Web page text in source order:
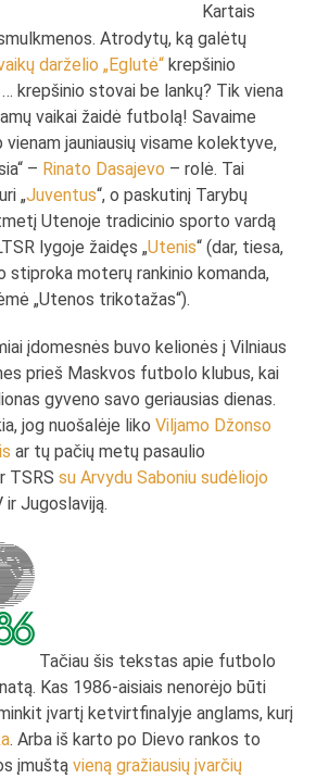
Kartais
Atrodytų, ką galėtų
darželio „Eglutė“ krepšinio
krepšinio stovai be lankų? Tik viena
vaikai žaidė futbolą! Savaime
vienam jauniausių visame kolektyve,
– Rinato Dasajevo – rolė. Tai
„Juventus“, o paskutinį Tarybų
Utenoje tradicinio sporto vardą
lygoje žaidęs „Utenis“ (dar, tiesa,
stiproka moterų rankinio komanda,
„Utenos trikotažas“).
įdomesnės buvo kelionės į Vilniaus
prieš Maskvos futbolo klubus, kai
gyveno savo geriausias dienas.
jog nuošalėje likoViljamo Džonso
ar tų pačių metų pasaulio
TSRSsu Arvydu Saboniu sudėliojo
ir Jugoslaviją.
Tačiau šis tekstas apie futbolo
Kas 1986-aisiais nenorėjo būti
įvartį ketvirtfinalyje anglams, kurį
. Arba iš karto po Dievo rankos to
įmuštąvieną gražiausių įvarčių